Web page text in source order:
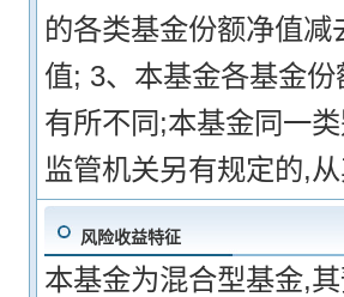
的各类基金份额净值
值; 3、本基金各基金
有所不同;本基金同一
监管机关另有规定的,
风险收益特征
本基金为混合型基金,